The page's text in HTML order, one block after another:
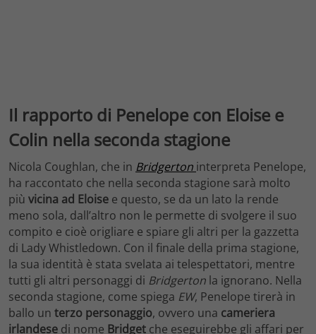
Il rapporto di Penelope con Eloise e
Colin nella seconda stagione
Nicola Coughlan, che in Bridgerton interpreta Penelope,
ha raccontato che nella seconda stagione sarà molto
più vicina ad Eloise e questo, se da un lato la rende
meno sola, dall’altro non le permette di svolgere il suo
compito e cioè origliare e spiare gli altri per la gazzetta
di Lady Whistledown. Con il finale della prima stagione,
la sua identità è stata svelata ai telespettatori, mentre
tutti gli altri personaggi di Bridgerton la ignorano. Nella
seconda stagione, come spiega EW, Penelope tirerà in
ballo un terzo personaggio, ovvero una cameriera
irlandese di nome Bridget che eseguirebbe gli affari per